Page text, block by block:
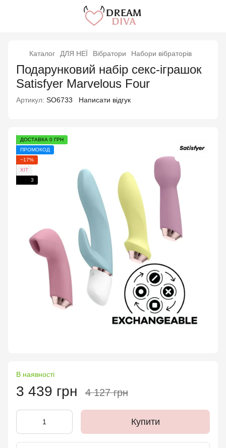
Каталог ДЛЯ НЕЇ Вібратори Набори вібраторів
Подарунковий набір секс-іграшок
Satisfyer Marvelous Four
Артикул: SO6733 Написати відгук
ДОСТАВКА 0 ГРН
ПРОМОКОД
−17%
ХІТ
3
В наявності
3 439 грн 4 127 грн
Купити